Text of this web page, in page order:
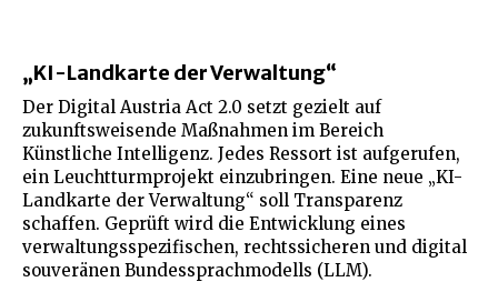
„KI-Landkarte der Verwaltung“
Der Digital Austria Act 2.0 setzt gezielt auf
zukunftsweisende Maßnahmen im Bereich
Künstliche Intelligenz. Jedes Ressort ist aufgerufen,
ein Leuchtturmprojekt einzubringen. Eine neue „KI-
Landkarte der Verwaltung“ soll Transparenz
schaffen. Geprüft wird die Entwicklung eines
verwaltungsspezifischen, rechtssicheren und digital
souveränen Bundessprachmodells (LLM).